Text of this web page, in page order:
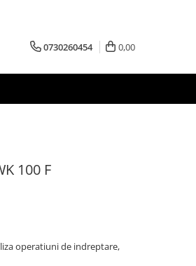
0730260454 0,00
100 F
operatiuni de indreptare,